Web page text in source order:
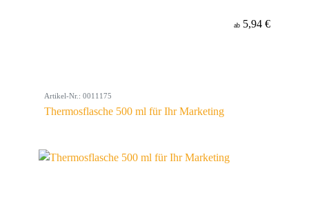
ab 5,94 €
Artikel-Nr.: 0011175
Thermosflasche 500 ml für Ihr Marketing